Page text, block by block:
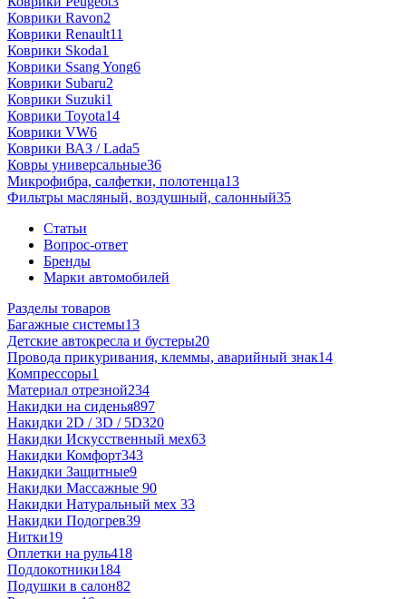
Коврики Ravon2
Коврики Renault11
Коврики Skoda1
Коврики Ssang Yong6
Коврики Subaru2
Коврики Suzuki1
Коврики Toyota14
Коврики VW6
Коврики ВАЗ / Lada5
Ковры универсальные36
Микрофибра, салфетки, полотенца13
Фильтры масляный, воздушный, салонный35
Статьи
Вопрос-ответ
Бренды
Марки автомобилей
Разделы товаров
Багажные системы13
Детские автокресла и бустеры20
Провода прикуривания, клеммы, аварийный знак14
Компрессоры1
Материал отрезной234
Накидки на сиденья897
Накидки 2D / 3D / 5D320
Накидки Искусственный мех63
Накидки Комфорт343
Накидки Защитные9
Накидки Массажные 90
Накидки Натуральный мех 33
Накидки Подогрев39
Нитки19
Оплетки на руль418
Подлокотники184
Подушки в салон82